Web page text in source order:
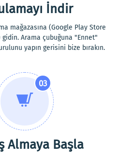
İndir
mağazasına (Google Play Store
gidin. Arama çubuğuna "Ennet"
yapın gerisini bize bırakın.
03
Almaya Başla